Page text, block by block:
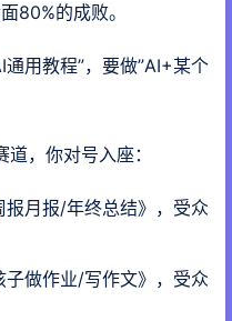
80%的成败。
用教程”，要做”AI+某个
，你对号入座：
月报/年终总结》，受众
做作业/写作文》，受众